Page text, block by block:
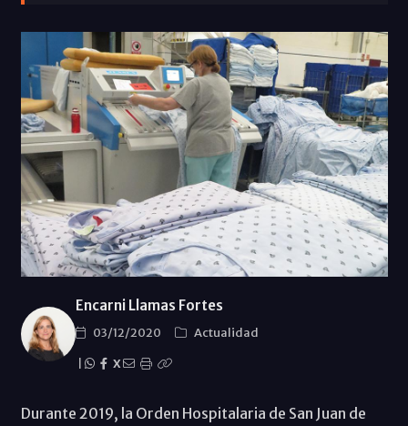
Encarni Llamas Fortes
03/12/2020
Actualidad
X
Durante 2019, la Orden Hospitalaria de San Juan de